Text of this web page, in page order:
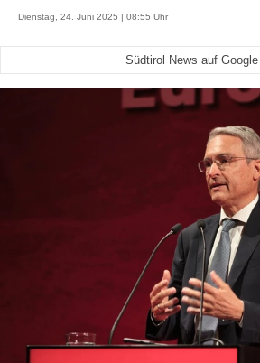
Dienstag, 24. Juni 2025 | 08:55 Uhr
Südtirol News auf